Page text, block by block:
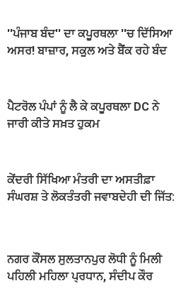
''ਪੰਜਾਬ ਬੰਦ'' ਦਾ ਕਪੂਰਥਲਾ ''ਚ ਦਿੱਸਿਆ
ਅਸਰ! ਬਾਜ਼ਾਰ, ਸਕੂਲ ਅਤੇ ਬੈਂਕ ਰਹੇ ਬੰਦ
ਪੈਟਰੋਲ ਪੰਪਾਂ ਨੂੰ ਲੈ ਕੇ ਕਪੂਰਥਲਾ DC ਨੇ
ਜਾਰੀ ਕੀਤੇ ਸਖ਼ਤ ਹੁਕਮ
ਕੇਂਦਰੀ ਸਿੱਖਿਆ ਮੰਤਰੀ ਦਾ ਅਸਤੀਫ਼ਾ
ਸੰਘਰਸ਼ ਤੇ ਲੋਕਤੰਤਰੀ ਜਵਾਬਦੇਹੀ ਦੀ ਜਿੱਤ:
ਨਗਰ ਕੌਂਸਲ ਸੁਲਤਾਨਪੁਰ ਲੋਧੀ ਨੂੰ ਮਿਲੀ
ਪਹਿਲੀ ਮਹਿਲਾ ਪ੍ਰਧਾਨ, ਸੰਦੀਪ ਕੌਰ